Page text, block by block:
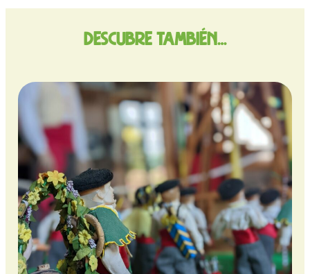
Descubre también…